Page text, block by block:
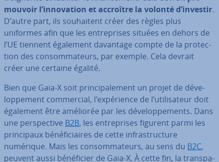
mou­voir l’in­no­va­tion et accroître la volonté d’investir.
D’autre part, ils sou­hai­tent créer des règles plus
uniformes afin que les en­tre­prises situées en dehors de
l’UE tiennent également davantage compte de la pro­tec­
tion des con­som­ma­teurs, par exemple. Cela devrait
créer une certaine égalité.
Bien que Gaia-X soit prin­ci­pa­le­ment un projet de dé­ve­
lop­pe­ment com­mer­cial, l’ex­pé­rience de l’uti­li­sa­teur doit
également être améliorée par les dé­ve­lop­pe­ments. Dans
une pers­pec­tive B2B, les en­tre­prises figurent parmi les
prin­ci­paux bé­né­fi­ciaires de cette in­fras­truc­ture
numérique. Mais les con­som­ma­teurs, au sens du B2C,
peuvent aussi bé­né­fi­cier de Gaia-X. À cette fin, la trans­pa­